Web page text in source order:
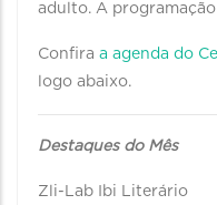
adulto. A
Confira a agenda do
logo abaixo.
Destaques do Mês
Zli-Lab Ibi Literário